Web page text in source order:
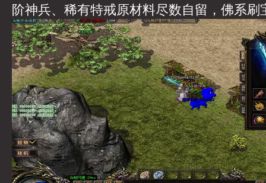
阶神兵、稀有特戒原材料尽数自留，佛系刷